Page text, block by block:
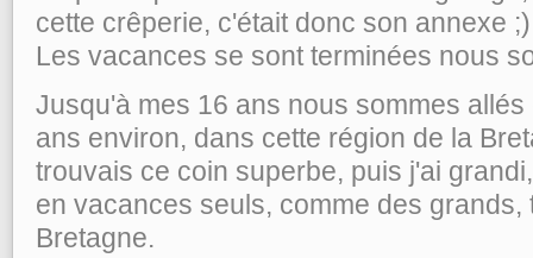
cette crêperie, c'était donc son annexe ;)
Les vacances se sont terminées nous
Jusqu'à mes 16 ans nous sommes
ans environ, dans cette région de la
trouvais ce coin superbe, puis j'ai
en vacances seuls, comme des
Bretagne.